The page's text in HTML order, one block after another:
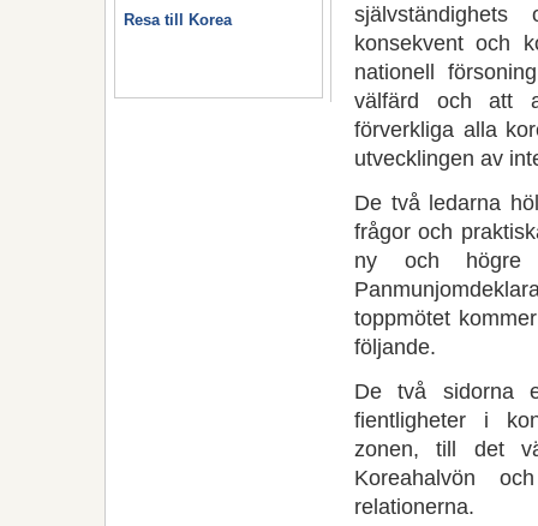
Resa till Korea
konsekvent och
nationell
välfärd och att
förverkliga alla
utvecklingen av
De två ledarna
frågor och
ny och högre
toppmötet
följande.
De två sidorna
fientligheter i
zonen, till det
Koreahalvön
relationerna.